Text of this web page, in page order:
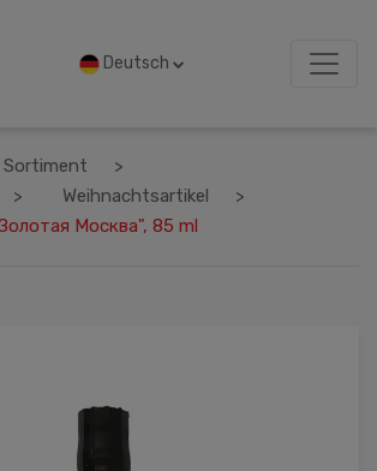
Deutsch
Sortiment
Weihnachtsartikel
Москва", 85 ml